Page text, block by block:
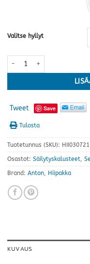
Valitse hyllyt
Anton senkki A3.2 · useita
Tweet Save
Tulosta
Tuotetunnus (SKU):
Osastot: Säilytyskalusteet
Brand: Anton Hiipakka
KUVAUS